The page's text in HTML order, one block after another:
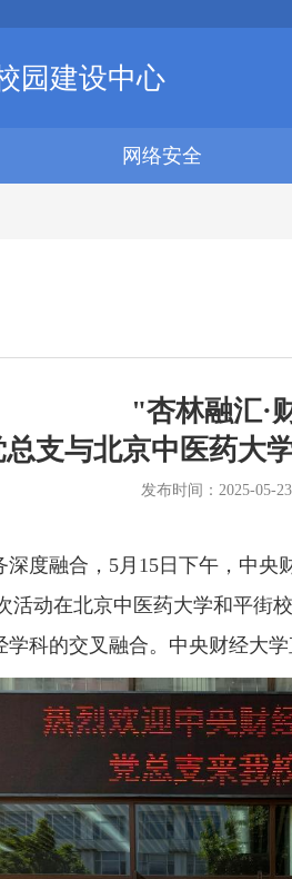
园建设中心
网络安全
"杏林融汇·
支与北京中医药大
发布时间： 2025-05-23
度融合，5月15日下午，中
活动在北京中医药大学和平街
科的交叉融合。中央财经大